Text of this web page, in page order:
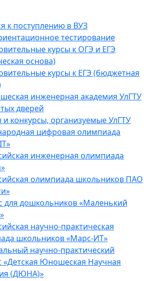
к поступлению в ВУЗ
тестирование
курсы к ОГЭ и ЕГЭ
основа)
курсы к ЕГЭ (бюджетная
инженерная академия УлГТУ
дверей
конкурсы, организуемые УлГТУ
цифровая олимпиада
инженерная олимпиада
олимпиада школьников ПАО
для дошкольников «Маленький
научно-практическая
школьников «Марс-ИТ»
научно-практический
«Детская Юношеская Научная
(ДЮНА)»